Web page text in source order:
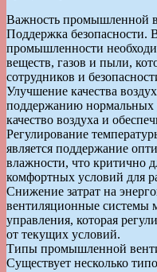
Важность промышленной
Поддержка безопасности.
промышленности
веществ, газов и пыли,
сотрудников и
Улучшение качества
поддержанию нормальных
качество воздуха и
Регулирование
является поддержание
влажности, что критично
комфортных условий для
Снижение затрат на
вентиляционные системы
управления, которая
от текущих условий.
Типы промышленной
Существует несколько